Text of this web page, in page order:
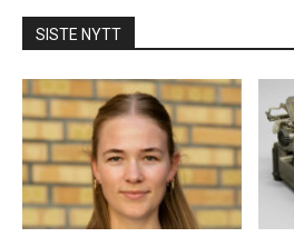
SISTE NYTT